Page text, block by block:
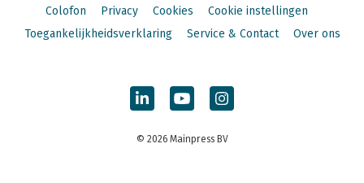
Colofon
Privacy Cookies
Cookie instellingen
Toegankelijkheidsverklaring
Service & Contact Over ons
© 2026 Mainpress BV